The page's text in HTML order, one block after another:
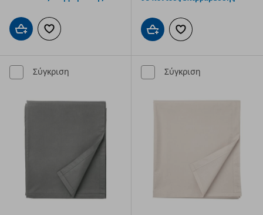
Προσθήκη στο καλάθι
Προσθήκη στα αγαπημένα Προσθήκη στο καλάθι
Προσθήκη στα
Σύγκριση Σύγκριση